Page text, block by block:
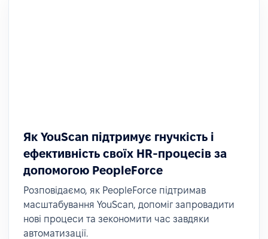
Як YouScan підтримує гнучкість і
ефективність своїх HR-процесів за
допомогою PeopleForce
Розповідаємо, як PeopleForce підтримав
масштабування YouScan, допоміг запровадити
нові процеси та зекономити час завдяки
автоматизації.